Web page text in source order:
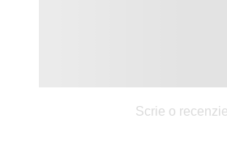
Scrie o recenzie